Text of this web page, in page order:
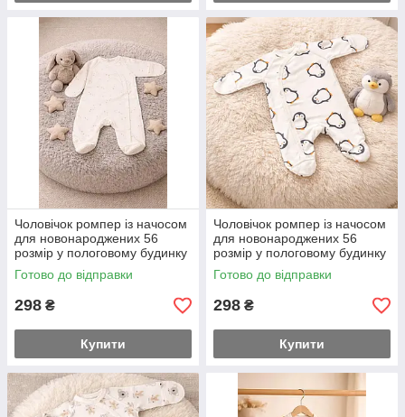
Чоловічок ромпер із начосом
для новонароджених 56
розмір у пологовому будинку
або на виписку Зірки
Готово до відправки
298 ₴
Купити
Чоловічок ромпер із начосом
для новонароджених 56
розмір у пологовому будинку
або на виписку Пінгвінчик
Готово до відправки
298 ₴
Купити